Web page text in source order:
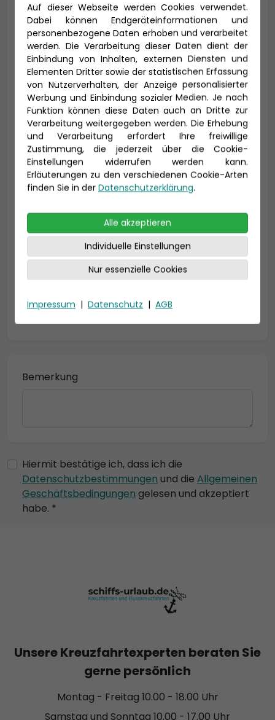
Vorname * Nachname *
E-Mail *
Telefon *
Geburtsdatum
Bemerkung
Hiermit bestätige ich, dass ich die
Datenschutzbestimmungen und die Allgemeinen
Geschäftsbedingungen gelesen und akzeptiert
habe. *
Auf dieser Webseite werden Cookies verwendet.
Dabei können Endgeräteinformationen und
personenbezogene Daten erhoben und verarbeitet
werden. Die Verarbeitung dieser Daten dient der
Einbindung von Inhalten, externen Diensten und
Elementen Dritter sowie der statistischen Erfassung
von Nutzerverhalten, der Anzeige personalisierter
Werbung und Einbindung sozialer Medien. Je nach
Funktion können diese Daten auch an Dritte zur
Verarbeitung weitergegeben werden. Die Erhebung
und Verarbeitung erfordert Ihre freiwillige
Zustimmung, die jederzeit über die Cookie-
Einstellungen widerrufen werden kann.
Erläuterungen zu den verschiedenen Cookie-Arten
finden Sie in der Datenschutzerklärung.
Alle akzeptieren
Individuelle Einstellungen
Nur essenzielle Cookies
Impressum | Datenschutz | AGB
Unsere Kreuzfahrtexperten beraten Sie
gerne persönlich
Montag - Freitag 10.00 - 18.00 Uhr
Samstag und Sonntag 10.00 - 17.00 Uhr